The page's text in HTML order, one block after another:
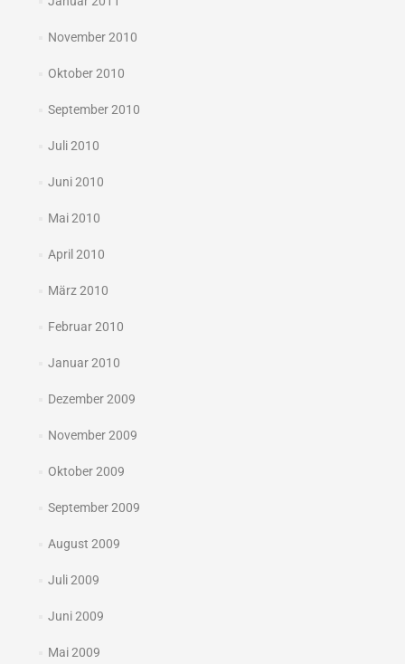
November 2010
Oktober 2010
September 2010
Juli 2010
Juni 2010
Mai 2010
April 2010
März 2010
Februar 2010
Januar 2010
Dezember 2009
November 2009
Oktober 2009
September 2009
August 2009
Juli 2009
Juni 2009
Mai 2009